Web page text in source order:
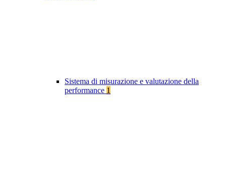
Sistema di misurazione e valutazione della
performance 1